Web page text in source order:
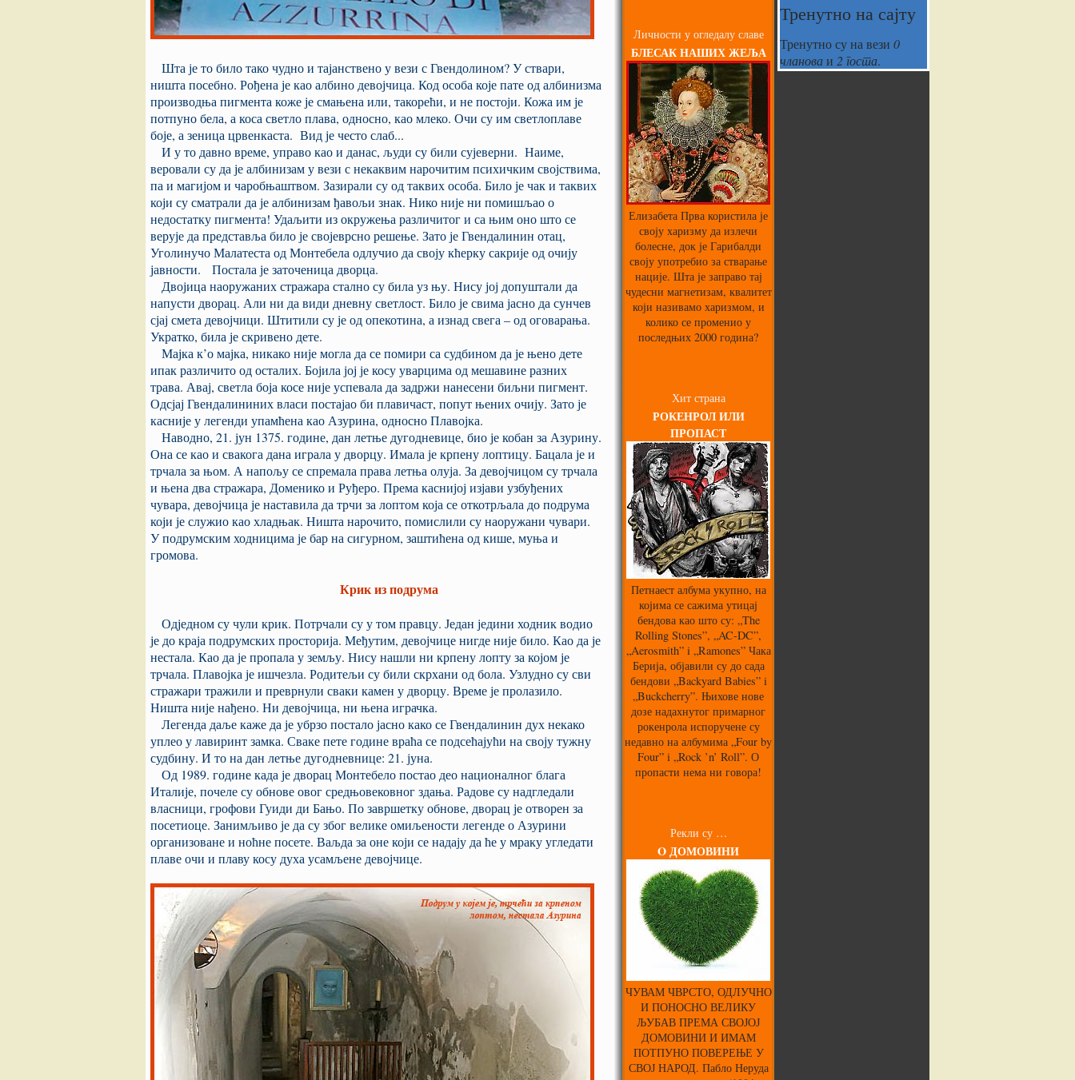
Шта је то било тако чудно и тајанствено у вези с Гвендолином? У ствари,
ништа посебно. Рођена је као албино девојчица. Код особа које пате од албинизма
производња пигмента коже је смањена или, такорећи, и не постоји. Кожа им је
потпуно бела, а коса светло плава, односно, као млеко. Очи су им светлоплаве
боје, а зеница црвенкаста. Вид је често слаб...
И у то давно време, управо као и данас, људи су били сујеверни. Наиме,
веровали су да је албинизам у вези с некаквим нарочитим психичким својствима,
па и магијом и чаробњаштвом. Зазирали су од таквих особа. Било је чак и таквих
који су сматрали да је албинизам ђавољи знак. Нико није ни помишљао о
недостатку пигмента! Удаљити из окружења различитог и са њим оно што се
верује да представља било је својеврсно решење. Зато је Гвендалинин отац,
Уголинучо Малатеста од Монтебела одлучио да своју кћерку сакрије од очију
јавности. Постала је заточеница дворца.
Двојица наоружаних стражара стално су била уз њу. Нису јој допуштали да
напусти дворац. Али ни да види дневну светлост. Било је свима јасно да сунчев
сјај смета девојчици. Штитили су је од опекотина, а изнад свега – од оговарања.
Укратко, била је скривено дете.
Мајка к’о мајка, никако није могла да се помири са судбином да је њено дете
ипак различито од осталих. Бојила јој је косу уварцима од мешавине разних
трава. Авај, светла боја косе није успевала да задржи нанесени биљни пигмент.
Одсјај Гвендалининих власи постајао би плавичаст, попут њених очију. Зато је
касније у легенди упамћена као Азурина, односно Плавојка.
Наводно, 21. јун 1375. године, дан летње дугодневице, био је кобан за Азурину.
Она се као и свакога дана играла у дворцу. Имала је крпену лоптицу. Бацала је и
трчала за њом. А напољу се спремала права летња олуја. За девојчицом су трчала
и њена два стражара, Доменико и Руђеро. Према каснијој изјави узбуђених
чувара, девојчица је наставила да трчи за лоптом која се откотрљала до подрума
који је служио као хладњак. Ништа нарочито, помислили су наоружани чувари.
У подрумским ходницима је бар на сигурном, заштићена од кише, муња и
громова.
Крик из подрума
Одједном су чули крик. Потрчали су у том правцу. Један једини ходник водио
је до краја подрумских просторија. Међутим, девојчице нигде није било. Као да је
нестала. Као да је пропала у земљу. Нису нашли ни крпену лопту за којом је
трчала. Плавојка је ишчезла. Родитељи су били скрхани од бола. Узлудно су сви
стражари тражили и преврнули сваки камен у дворцу. Време је пролазило.
Ништа није нађено. Ни девојчица, ни њена играчка.
Легенда даље каже да је убрзо постало јасно како се Гвендалинин дух некако
уплео у лавиринт замка. Сваке пете године враћа се подсећајући на своју тужну
судбину. И то на дан летње дугодневнице: 21. јуна.
Од 1989. године када је дворац Монтебело постао део националног блага
Италије, почеле су обнове овог средњовековног здања. Радове су надгледали
власници, грофови Гуиди ди Бањо. По завршетку обнове, дворац је отворен за
посетиоце. Занимљиво је да су због велике омиљености легенде о Азурини
организоване и ноћне посете. Ваљда за оне који се надају да ће у мраку угледати
плаве очи и плаву косу духа усамљене девојчице.
Личности у огледалу славе
БЛЕСАК НАШИХ ЖЕЉА
Елизабета Прва користила је
своју харизму да излечи
болесне, док је Гарибалди
своју употребио за стварање
нације. Шта је заправо тај
чудесни магнетизам, квалитет
који називамо харизмом, и
колико се променио у
последњих 2000 година?
Хит страна
РОКЕНРОЛ ИЛИ
ПРОПАСТ
Петнаест албума укупно, на
којима се сажима утицај
бендова као што су: „The
Rolling Stones”, „AC-DC”,
„Aerosmith” i „Ramones” Чака
Берија, објавили су до сада
бендови „Backyard Babies” i
„Buckcherry”. Њихове нове
дозе надахнутог примарног
рокенрола испоручене су
недавно на албумима „Four by
Four” i „Rock ’n’ Roll”. О
пропасти нема ни говора!
Рекли су …
O ДОМОВИНИ
ЧУВАМ ЧВРСТО, ОДЛУЧНО
И ПОНОСНО ВЕЛИКУ
ЉУБАВ ПРЕМА СВОЈОЈ
ДОМОВИНИ И ИМАМ
ПОТПУНО ПОВЕРЕЊЕ У
СВОЈ НАРОД. Пабло Неруда
Тренутно на сајту
Тренутно су на вези 0
члановаи 2 госта.